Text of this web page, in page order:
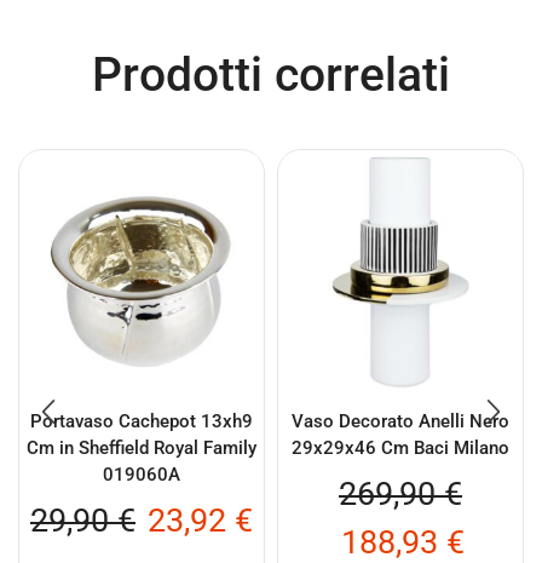
Prodotti correlati
Portavaso Cachepot 13xh9
Cm in Sheffield Royal Family
019060A
29,90€ 23,92 €
Vaso Decorato Anelli Nero
29x29x46 Cm Baci Milano
269,90€
188,93 €